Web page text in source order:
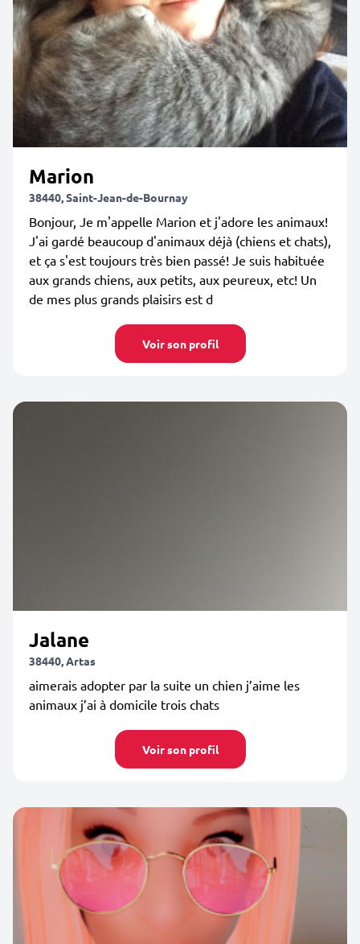
Marion
38440, Saint-Jean-de-Bournay
Bonjour, Je m'appelle Marion et j'adore les animaux!
J'ai gardé beaucoup d'animaux déjà (chiens et chats),
et ça s'est toujours très bien passé! Je suis habituée
aux grands chiens, aux petits, aux peureux, etc! Un
de mes plus grands plaisirs est d
Voir son profil
Jalane
38440, Artas
aimerais adopter par la suite un chien j’aime les
animaux j’ai à domicile trois chats
Voir son profil